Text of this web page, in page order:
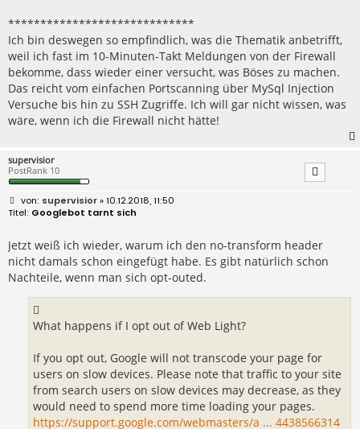
*****************************
Ich bin deswegen so empfindlich, was die Thematik anbetrifft,
weil ich fast im 10-Minuten-Takt Meldungen von der Firewall
bekomme, dass wieder einer versucht, was Böses zu machen.
Das reicht vom einfachen Portscanning über MySql Injection
Versuche bis hin zu SSH Zugriffe. Ich will gar nicht wissen, was
wäre, wenn ich die Firewall nicht hätte!
supervisior
PostRank 10
B
e
r
a
g
supervisior» 10.12.2018, 11:50
Googlebot tarnt sich
Jetzt weiß ich wieder, warum ich den no-transform header
nicht damals schon eingefügt habe. Es gibt natürlich schon
Nachteile, wenn man sich opt-outed.
What happens if I opt out of Web Light?
If you opt out, Google will not transcode your page for
users on slow devices. Please note that traffic to your site
from search users on slow devices may decrease, as they
would need to spend more time loading your pages.
https://support.google.com/webmasters/a ... 4438566314